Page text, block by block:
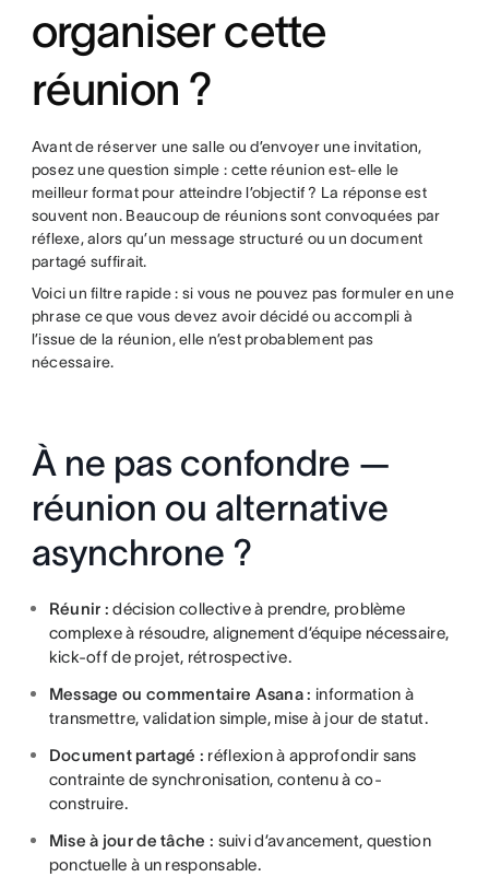
organiser cette
réunion ?
Avant de réserver une salle ou d’envoyer une invitation,
posez une question simple : cette réunion est-elle le
meilleur format pour atteindre l’objectif ? La réponse est
souvent non. Beaucoup de réunions sont convoquées par
réflexe, alors qu’un message structuré ou un document
partagé suffirait.
Voici un filtre rapide : si vous ne pouvez pas formuler en une
phrase ce que vous devez avoir décidé ou accompli à
l’issue de la réunion, elle n’est probablement pas
nécessaire.
À ne pas confondre —
réunion ou alternative
asynchrone ?
Réunir :décision collective à prendre, problème
complexe à résoudre, alignement d’équipe nécessaire,
kick-off de projet, rétrospective.
Message ou commentaire Asana : information à
transmettre, validation simple, mise à jour de statut.
Document partagé : réflexion à approfondir sans
contrainte de synchronisation, contenu à co-
construire.
Mise à jour de tâche : suivi d’avancement, question
ponctuelle à un responsable.